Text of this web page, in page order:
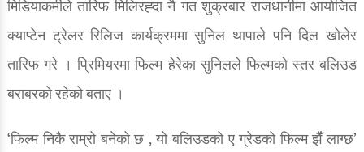
मिडियाकर्मीले तारिफ मिलिरह्दा नै गत शुक्रबार राजधानीमा आयोजित
क्याप्टेन ट्रेलर रिलिज कार्यक्रममा सुनिल थापाले पनि दिल खोलेर
तारिफ गरे । प्रिमियरमा फिल्म हेरेका सुनिलले फिल्मको स्तर बलिउड
बराबरको रहेको बताए ।
‘फिल्म निकै राम्रो बनेको छ , यो बलिउडको ए ग्रेडको फिल्म झैँ लाग्छ’